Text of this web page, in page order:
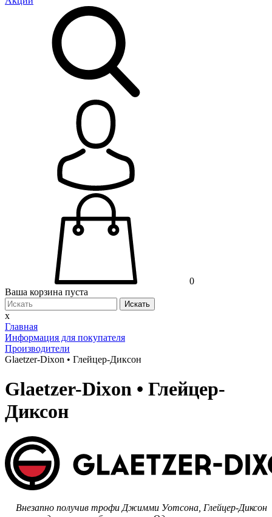
0
Ваша корзина пуста
Искать
x
Главная
Информация для покупателя
Производители
Glaetzer-Dixon • Глейцер-Диксон
Glaetzer-Dixon • Глейцер-
Диксон
Внезапно получив трофи Джимми Уотсона, Глейцер-Диксон